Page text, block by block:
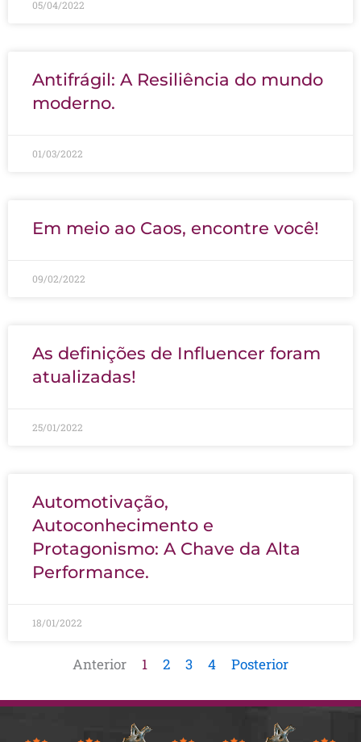
05/04/2022
Antifrágil: A Resiliência do mundo
moderno.
01/03/2022
Em meio ao Caos, encontre você!
09/02/2022
As definições de Influencer foram
atualizadas!
25/01/2022
Automotivação,
Autoconhecimento e
Protagonismo: A Chave da Alta
Performance.
18/01/2022
Anterior 1 2 3 4 Posterior